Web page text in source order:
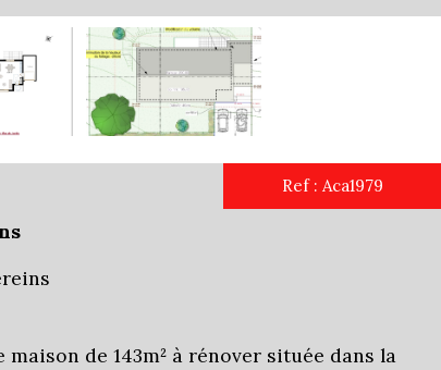
Ref : Aca1979
de 143m² à rénover située dans la